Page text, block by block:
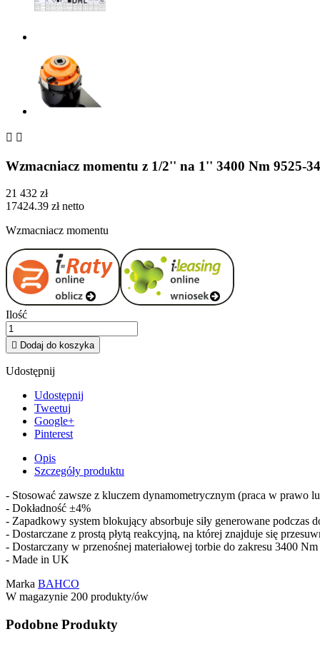
 
Wzmacniacz momentu z 1/2'' na 1'' 3400 Nm 9525-
21 432 zł
17424.39 zł netto
Wzmacniacz momentu
Ilość
 Dodaj do koszyka
Udostępnij
Udostępnij
Tweetuj
Google+
Pinterest
Opis
Szczegóły produktu
- Stosować zawsze z kluczem dynamometrycznym (praca w prawo
- Dokładność ±4%
- Zapadkowy system blokujący absorbuje siły generowane
- Dostarczane z prostą płytą reakcyjną, na której znajduje się
- Dostarczany w przenośnej materiałowej torbie do zakresu 3400
- Made in UK
Marka BAHCO
W magazynie 200 produkty/ów
Podobne Produkty